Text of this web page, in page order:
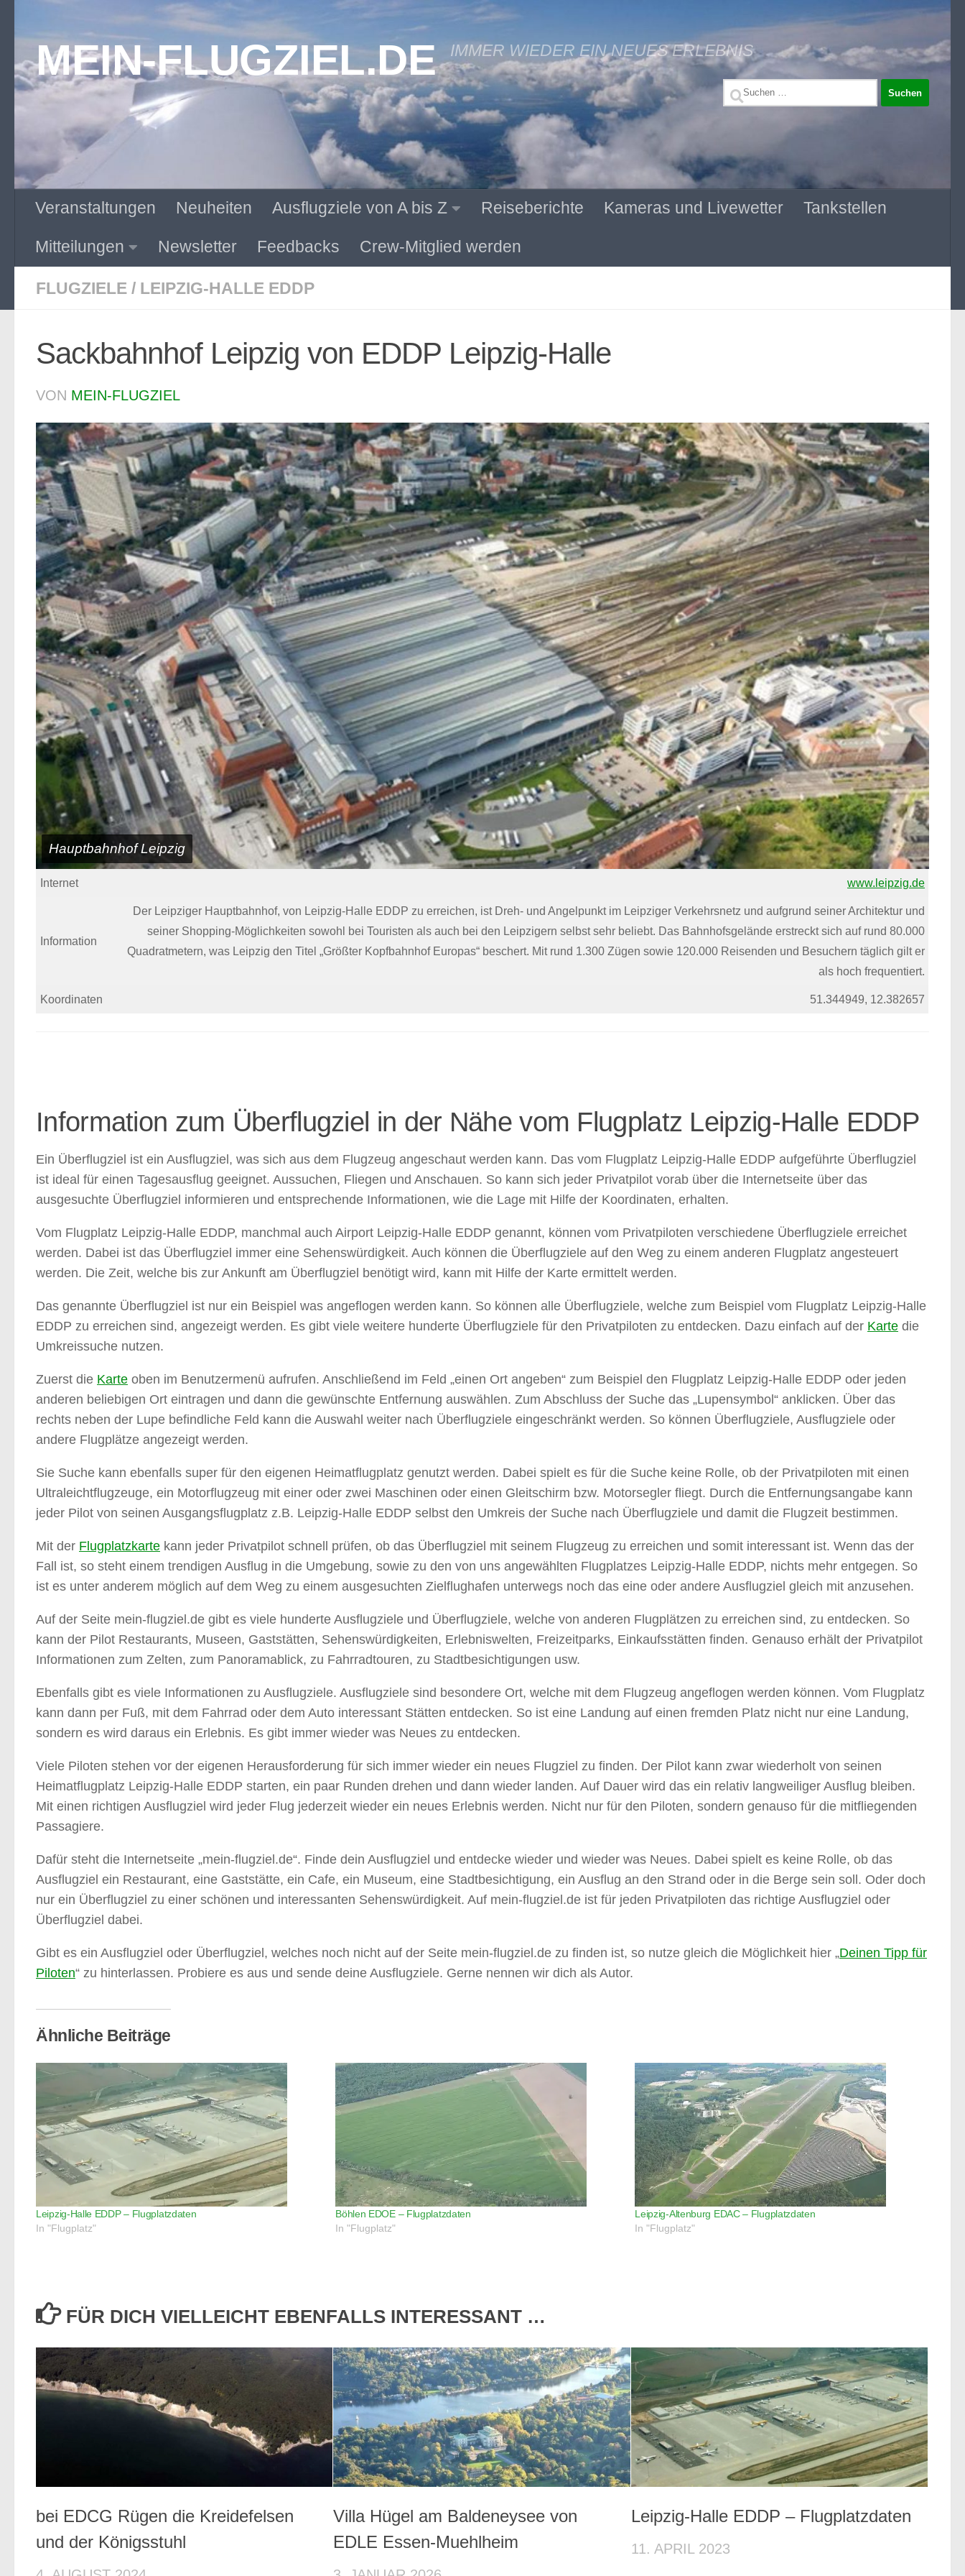
Zum Inhalt springen
MEIN-FLUGZIEL.DE IMMER WIEDER EIN NEUES ERLEBNIS
Suchen
Veranstaltungen Neuheiten Ausflugziele von A bis Z Reiseberichte Kameras und Livewetter Tankstellen
Mitteilungen Newsletter Feedbacks Crew-Mitglied werden
FLUGZIELE / LEIPZIG-HALLE EDDP
Sackbahnhof Leipzig von EDDP Leipzig-Halle
VON MEIN-FLUGZIEL
Hauptbahnhof Leipzig
Internet www.leipzig.de
Information
Der Leipziger Hauptbahnhof, von Leipzig-Halle EDDP zu erreichen, ist Dreh- und Angelpunkt im Leipziger Verkehrsnetz und aufgrund seiner Architektur und
seiner Shopping-Möglichkeiten sowohl bei Touristen als auch bei den Leipzigern selbst sehr beliebt. Das Bahnhofsgelände erstreckt sich auf rund 80.000
Quadratmetern, was Leipzig den Titel „Größter Kopfbahnhof Europas“ beschert. Mit rund 1.300 Zügen sowie 120.000 Reisenden und Besuchern täglich gilt er
als hoch frequentiert.
Koordinaten 51.344949, 12.382657
Information zum Überflugziel in der Nähe vom Flugplatz Leipzig-Halle EDDP
Ein Überflugziel ist ein Ausflugziel, was sich aus dem Flugzeug angeschaut werden kann. Das vom Flugplatz Leipzig-Halle EDDP aufgeführte Überflugziel
ist ideal für einen Tagesausflug geeignet. Aussuchen, Fliegen und Anschauen. So kann sich jeder Privatpilot vorab über die Internetseite über das
ausgesuchte Überflugziel informieren und entsprechende Informationen, wie die Lage mit Hilfe der Koordinaten, erhalten.
Vom Flugplatz Leipzig-Halle EDDP, manchmal auch Airport Leipzig-Halle EDDP genannt, können vom Privatpiloten verschiedene Überflugziele erreichet
werden. Dabei ist das Überflugziel immer eine Sehenswürdigkeit. Auch können die Überflugziele auf den Weg zu einem anderen Flugplatz angesteuert
werden. Die Zeit, welche bis zur Ankunft am Überflugziel benötigt wird, kann mit Hilfe der Karte ermittelt werden.
Das genannte Überflugziel ist nur ein Beispiel was angeflogen werden kann. So können alle Überflugziele, welche zum Beispiel vom Flugplatz Leipzig-Halle
EDDP zu erreichen sind, angezeigt werden. Es gibt viele weitere hunderte Überflugziele für den Privatpiloten zu entdecken. Dazu einfach auf der Karte die
Umkreissuche nutzen.
Zuerst die Karte oben im Benutzermenü aufrufen. Anschließend im Feld „einen Ort angeben“ zum Beispiel den Flugplatz Leipzig-Halle EDDP oder jeden
anderen beliebigen Ort eintragen und dann die gewünschte Entfernung auswählen. Zum Abschluss der Suche das „Lupensymbol“ anklicken. Über das
rechts neben der Lupe befindliche Feld kann die Auswahl weiter nach Überflugziele eingeschränkt werden. So können Überflugziele, Ausflugziele oder
andere Flugplätze angezeigt werden.
Sie Suche kann ebenfalls super für den eigenen Heimatflugplatz genutzt werden. Dabei spielt es für die Suche keine Rolle, ob der Privatpiloten mit einen
Ultraleichtflugzeuge, ein Motorflugzeug mit einer oder zwei Maschinen oder einen Gleitschirm bzw. Motorsegler fliegt. Durch die Entfernungsangabe kann
jeder Pilot von seinen Ausgangsflugplatz z.B. Leipzig-Halle EDDP selbst den Umkreis der Suche nach Überflugziele und damit die Flugzeit bestimmen.
Mit der Flugplatzkarte kann jeder Privatpilot schnell prüfen, ob das Überflugziel mit seinem Flugzeug zu erreichen und somit interessant ist. Wenn das der
Fall ist, so steht einem trendigen Ausflug in die Umgebung, sowie zu den von uns angewählten Flugplatzes Leipzig-Halle EDDP, nichts mehr entgegen. So
ist es unter anderem möglich auf dem Weg zu einem ausgesuchten Zielflughafen unterwegs noch das eine oder andere Ausflugziel gleich mit anzusehen.
Auf der Seite mein-flugziel.de gibt es viele hunderte Ausflugziele und Überflugziele, welche von anderen Flugplätzen zu erreichen sind, zu entdecken. So
kann der Pilot Restaurants, Museen, Gaststätten, Sehenswürdigkeiten, Erlebniswelten, Freizeitparks, Einkaufsstätten finden. Genauso erhält der Privatpilot
Informationen zum Zelten, zum Panoramablick, zu Fahrradtouren, zu Stadtbesichtigungen usw.
Ebenfalls gibt es viele Informationen zu Ausflugziele. Ausflugziele sind besondere Ort, welche mit dem Flugzeug angeflogen werden können. Vom Flugplatz
kann dann per Fuß, mit dem Fahrrad oder dem Auto interessant Stätten entdecken. So ist eine Landung auf einen fremden Platz nicht nur eine Landung,
sondern es wird daraus ein Erlebnis. Es gibt immer wieder was Neues zu entdecken.
Viele Piloten stehen vor der eigenen Herausforderung für sich immer wieder ein neues Flugziel zu finden. Der Pilot kann zwar wiederholt von seinen
Heimatflugplatz Leipzig-Halle EDDP starten, ein paar Runden drehen und dann wieder landen. Auf Dauer wird das ein relativ langweiliger Ausflug bleiben.
Mit einen richtigen Ausflugziel wird jeder Flug jederzeit wieder ein neues Erlebnis werden. Nicht nur für den Piloten, sondern genauso für die mitfliegenden
Passagiere.
Dafür steht die Internetseite „mein-flugziel.de“. Finde dein Ausflugziel und entdecke wieder und wieder was Neues. Dabei spielt es keine Rolle, ob das
Ausflugziel ein Restaurant, eine Gaststätte, ein Cafe, ein Museum, eine Stadtbesichtigung, ein Ausflug an den Strand oder in die Berge sein soll. Oder doch
nur ein Überflugziel zu einer schönen und interessanten Sehenswürdigkeit. Auf mein-flugziel.de ist für jeden Privatpiloten das richtige Ausflugziel oder
Überflugziel dabei.
Gibt es ein Ausflugziel oder Überflugziel, welches noch nicht auf der Seite mein-flugziel.de zu finden ist, so nutze gleich die Möglichkeit hier „Deinen Tipp für
Piloten“ zu hinterlassen. Probiere es aus und sende deine Ausflugziele. Gerne nennen wir dich als Autor.
Ähnliche Beiträge
Leipzig-Halle EDDP – Flugplatzdaten
In "Flugplatz"
Böhlen EDOE – Flugplatzdaten
In "Flugplatz"
Leipzig-Altenburg EDAC – Flugplatzdaten
In "Flugplatz"
FÜR DICH VIELLEICHT EBENFALLS INTERESSANT …
bei EDCG Rügen die Kreidefelsen
und der Königsstuhl
Villa Hügel am Baldeneysee von
EDLE Essen-Muehlheim
Leipzig-Halle EDDP – Flugplatzdaten
11. APRIL 2023